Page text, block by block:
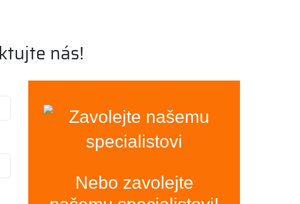
nás!
Nebo zavolejte